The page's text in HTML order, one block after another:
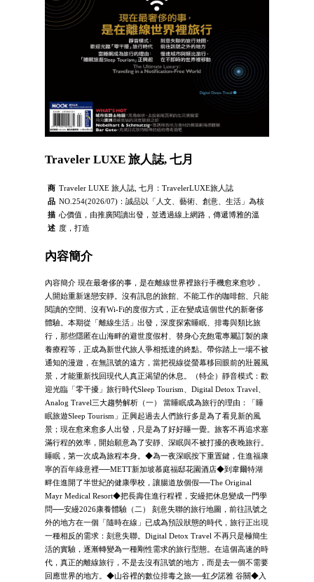
Traveler LUXE 旅人誌, 七月
商
品
描
述
Traveler LUXE 旅人誌, 七月：TravelerLUXE旅人誌
NO.254(2026/07)：誠品以「人文、藝術、創意、生活」為核
心價值，由推廣閱讀出發，並透過線上網路，傳遞博雅的溫
度，打造
內容簡介
內容簡介 現在最奢侈的事，是在離線世界裡旅行手機愈來愈吵，
人開始重新迷戀安靜。沒有訊息的旅館、不能工作的咖啡館、只能
閱讀的空間、沒有Wi-Fi的度假方式，正在變成這個世代的新奢侈
體驗。本期從「離線生活」出發，深度探索睡眠、排毒與類比旅
行，那些隱匿在山海畔的避世度假村、替身心充飽電專屬訂製的康
養療程等，正成為新世代旅人爭相抵達的終點。帶你踏上一場不被
通知的漫遊，在無訊號的遠方，當把視線從螢幕移回眼前的壯麗風
景，才能重新找回現代人真正渴望的休息。（特企）靜音模式：歡
迎光臨「零干擾」旅行時代Sleep Tourism、Digital Detox Travel、
Analog Travel三大趨勢解析（一） 當睡眠成為旅行的理由：「睡
眠旅遊Sleep Tourism」正興起過去人們旅行多是為了看見新的風
景；現在愈來愈多人出發，只是為了好好睡一覺。旅客不再追求塞
滿行程的效率，開始願意為了安靜、深眠與不被打擾的夜晚旅行。
睡眠，第一次成為旅程本身。◆為一夜深眠按下重置鍵，住進福康
寧的百年綠意裡──METT新加坡慕庭福邸花園酒店◆到韋爾特湖
畔住進開了半世紀的健康學校，讓腸道放個假──The Original
Mayr Medical Resort◆把長壽住進行程裡，安縵把休息變成一門學
問──安縵2026康養體驗（二） 刻意失聯的旅行地圖，前往訊號之
外的地方在一個「隨時在線」已成為預設狀態的時代，旅行正出現
一種相反的需求：刻意失聯。Digital Detox Travel 不再只是極簡生
活的實驗，逐漸轉變為一種剛性需求的旅行型態。在這個高速的時
代，真正的離線旅行，不是去沒有訊號的地方，而是去一個不需要
回應世界的地方。◆山谷裡的數位排毒之旅──虹夕諾雅 谷關◆入